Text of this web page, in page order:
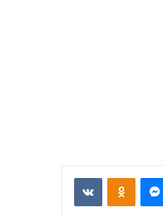
VKontakte